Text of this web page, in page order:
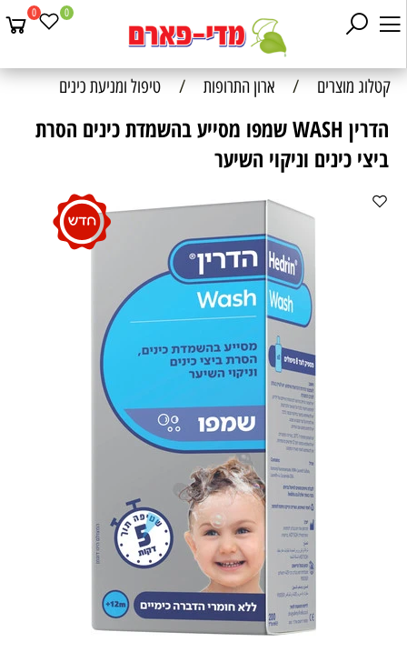
0 0
קטלוג מוצרים / ארון התרופות / טיפול ומניעת כינים
הדרין WASH שמפו מסייע בהשמדת כינים הסרת
ביצי כינים וניקוי השיער